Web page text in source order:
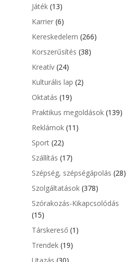
Játék (13)
Karrier (6)
Kereskedelem (266)
Korszerűsítés (38)
Kreatív (24)
Kulturális lap (2)
Oktatás (19)
Praktikus megoldások (139)
Reklámok (11)
Sport (22)
Szállítás (17)
Szépség, szépségápolás (28)
Szolgáltatások (378)
Szórakozás-Kikapcsolódás
(15)
Társkereső (1)
Trendek (19)